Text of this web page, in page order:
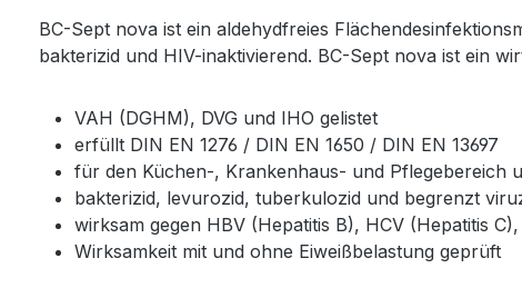
BC-Sept nova ist ein aldehydfreies
bakterizid und HIV-inaktivierend. BC-Sept nova ist ein
VAH (DGHM), DVG und IHO gelistet
erfüllt DIN EN 1276 / DIN EN 1650 / DIN EN 13697
für den Küchen-, Krankenhaus- und Pflegebereich
bakterizid, levurozid, tuberkulozid und begrenzt
wirksam gegen HBV (Hepatitis B), HCV (Hepatitis
Wirksamkeit mit und ohne Eiweißbelastung geprüft